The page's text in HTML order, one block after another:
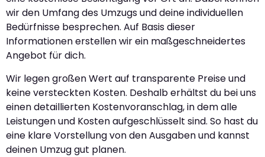
wir den Umfang des Umzugs und deine individuellen
Bedürfnisse besprechen. Auf Basis dieser
Informationen erstellen wir ein maßgeschneidertes
Angebot für dich.
Wir legen großen Wert auf transparente Preise und
keine versteckten Kosten. Deshalb erhältst du bei uns
einen detaillierten Kostenvoranschlag, in dem alle
Leistungen und Kosten aufgeschlüsselt sind. So hast du
eine klare Vorstellung von den Ausgaben und kannst
deinen Umzug gut planen.